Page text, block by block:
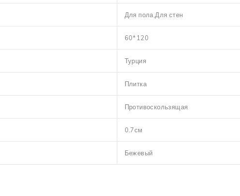
Для пола,Для стен
60*120
Турция
Плитка
Противоскользящая
0.7см
Бежевый